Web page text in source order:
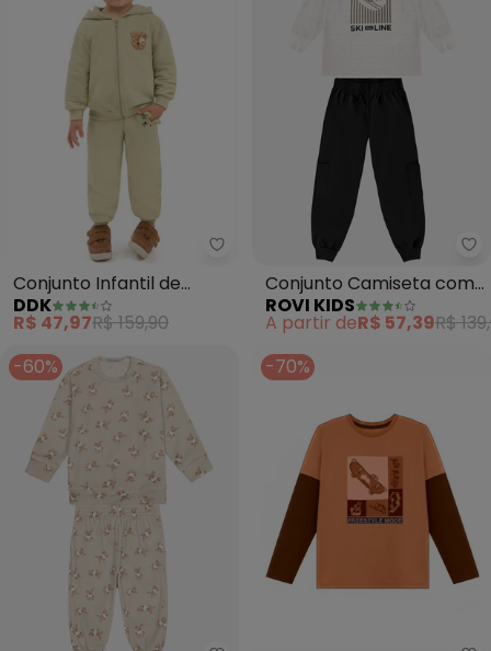
Ddk - Conjunto Infantil de
Conjunto Infantil de
Inverno (Bege)
DDK
R$ 47,97R$ 159,90
Conjunto Camiseta com
Calça Meia Malha (Bege)
ROVI KIDS
A partir deR$ 57,39R$
-60%
-70%